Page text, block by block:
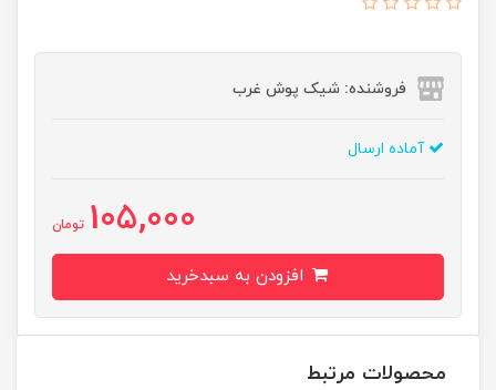
فروشنده: شیک پوش غرب
آماده ارسال
105,000 تومان
محصولات مرتبط